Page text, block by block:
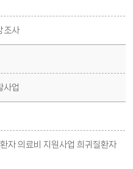
조사
사업
자 의료비 지원사업 희귀질환자